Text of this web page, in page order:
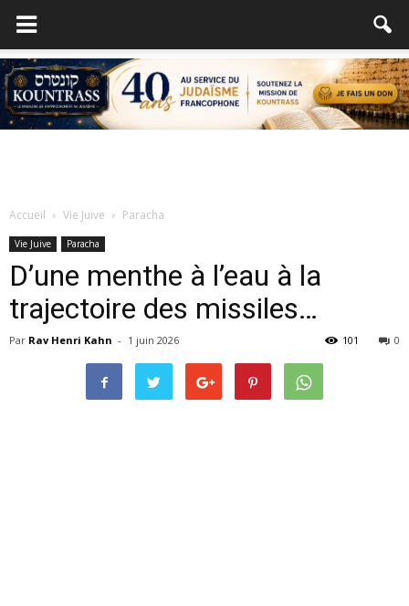
Accueil Vie Juive Paracha
Vie Juive Paracha
D’une menthe à l’eau à la
trajectoire des missiles…
Par Rav Henri Kahn - 1 juin 2026 0
101